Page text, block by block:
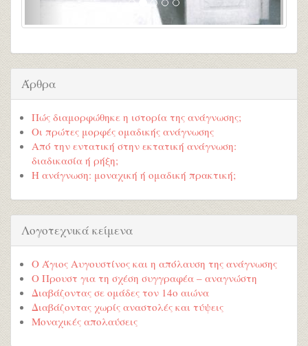
Άρθρα
Πώς διαμορφώθηκε η ιστορία της ανάγνωσης;
Οι πρώτες μορφές ομαδικής ανάγνωσης
Από την εντατική στην εκτατική ανάγνωση:
διαδικασία ή ρήξη;
Η ανάγνωση: μοναχική ή ομαδική πρακτική;
Λογοτεχνικά κείμενα
Ο Άγιος Αυγουστίνος και η απόλαυση της ανάγνωσης
Ο Προυστ για τη σχέση συγγραφέα – αναγνώστη
Διαβάζοντας σε ομάδες τον 14ο αιώνα
Διαβάζοντας χωρίς αναστολές και τύψεις
Μοναχικές απολαύσεις